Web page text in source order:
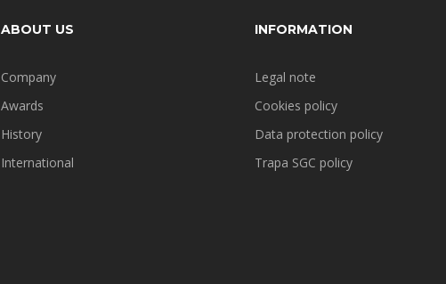
ABOUT US
Company
Awards
History
International
INFORMATION
Legal note
Cookies policy
Data protection policy
Trapa SGC policy